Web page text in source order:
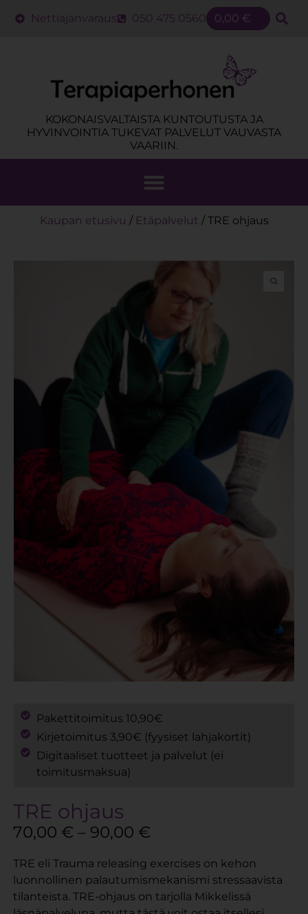
Nettiajanvaraus 050 475 0560 0,00 €
KOKONAISVALTAISTA KUNTOUTUSTA JA
HYVINVOINTIA TUKEVAT PALVELUT VAUVASTA
VAARIIN.
Kaupan etusivu / Etäpalvelut / TRE ohjaus
Pakettitoimitus 10,90€
Kirjetoimitus 3,90€ (fyysiset lahjakortit)
Digitaaliset tuotteet ja palvelut (ei
toimitusmaksua)
TRE ohjaus
70,00 € – 90,00 €
TRE eli Trauma releasing exercises on kehon
luonnollinen palautumismekanismi stressaavista
tilanteista. TRE-ohjaus on tarjolla Mikkelissä